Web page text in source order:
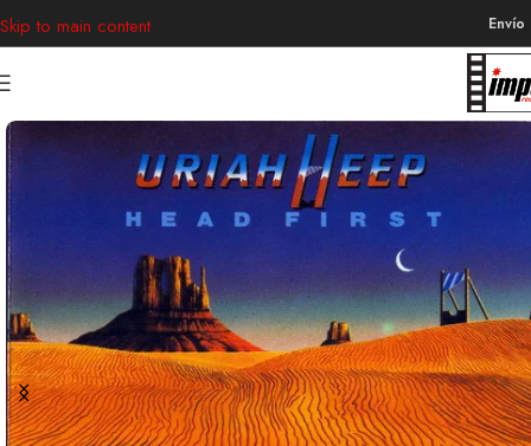
Skip to main content